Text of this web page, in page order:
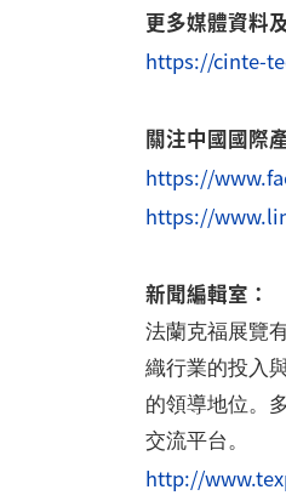
更多媒體資料
https://cinte-
關注中國國際
https://
https://
新聞編輯室：
法蘭克福展覽
織行業的投入
的領導地位。
交流平台。
http://